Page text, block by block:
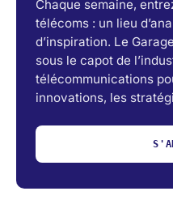
Chaque semaine,
télécoms : un lieu
d’inspiration. Le
sous le capot de
télécommunications
innovations, les